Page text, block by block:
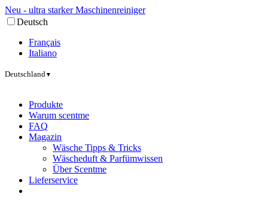
Neu - ultra starker Maschinenreiniger
Deutsch
Français
Italiano
Deutschland▼
Produkte
Warum scentme
FAQ
Magazin
Wäsche Tipps & Tricks
Wäscheduft & Parfümwissen
Über Scentme
Lieferservice